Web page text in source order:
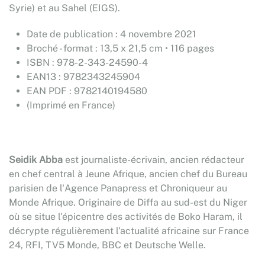
Syrie) et au Sahel (EIGS).
Date de publication : 4 novembre 2021
Broché - format : 13,5 x 21,5 cm • 116 pages
ISBN : 978-2-343-24590-4
EAN13 : 9782343245904
EAN PDF : 9782140194580
(Imprimé en France)
Seidik Abba est journaliste-écrivain, ancien rédacteur
en chef central à Jeune Afrique, ancien chef du Bureau
parisien de l'Agence Panapress et Chroniqueur au
Monde Afrique. Originaire de Diffa au sud-est du Niger
où se situe l'épicentre des activités de Boko Haram, il
décrypte régulièrement l'actualité africaine sur France
24, RFI, TV5 Monde, BBC et Deutsche Welle.